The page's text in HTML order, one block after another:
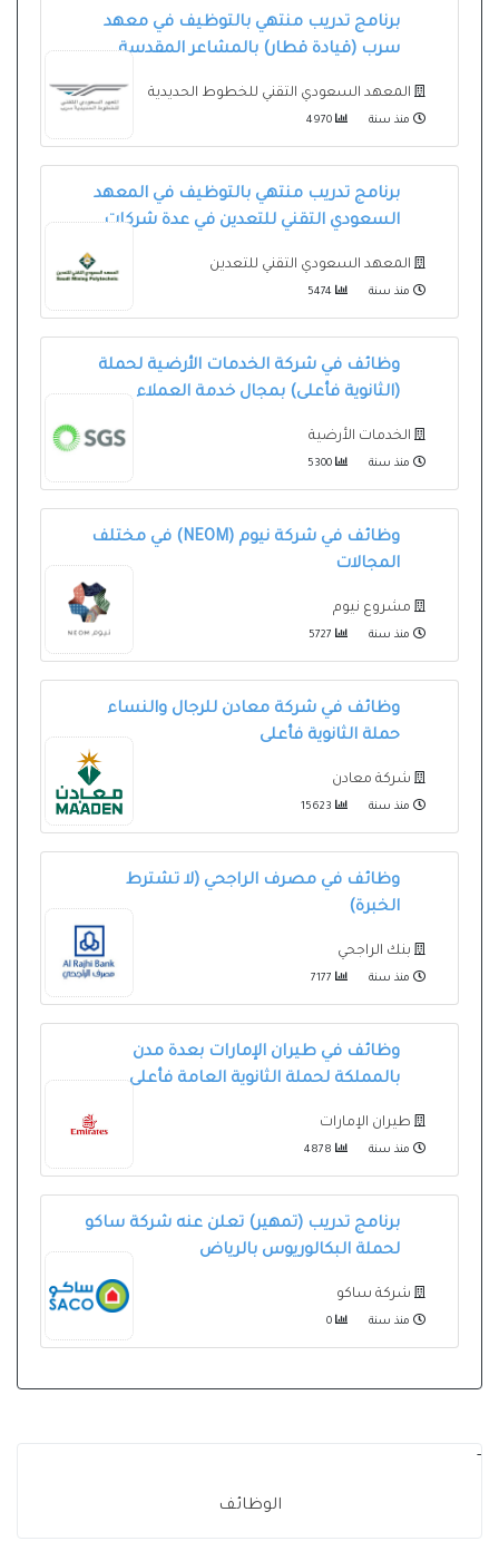
برنامج تدريب منتهي بالتوظيف في معهد
سرب (قيادة قطار) بالمشاعر المقدسة
المعهد السعودي التقني للخطوط الحديدية
منذ سنة
برنامج تدريب منتهي بالتوظيف في المعهد
السعودي التقني للتعدين في عدة شركات
المعهد السعودي التقني للتعدين
منذ سنة
وظائف في شركة الخدمات الأرضية لحملة
(الثانوية فأعلى) بمجال خدمة العملاء
الخدمات الأرضية
منذ سنة
وظائف في شركة نيوم (NEOM) في مختلف
المجالات
مشروع نيوم
منذ سنة
وظائف في شركة معادن للرجال والنساء
حملة الثانوية فأعلى
شركة معادن
منذ سنة
وظائف في مصرف الراجحي (لا تشترط
الخبرة)
بنك الراجحي
منذ سنة
وظائف في طيران الإمارات بعدة مدن
بالمملكة لحملة الثانوية العامة فأعلى
طيران الإمارات
منذ سنة
برنامج تدريب (تمهير) تعلن عنه شركة ساكو
لحملة البكالوريوس بالرياض
شركة ساكو
منذ سنة
-
الوظائف